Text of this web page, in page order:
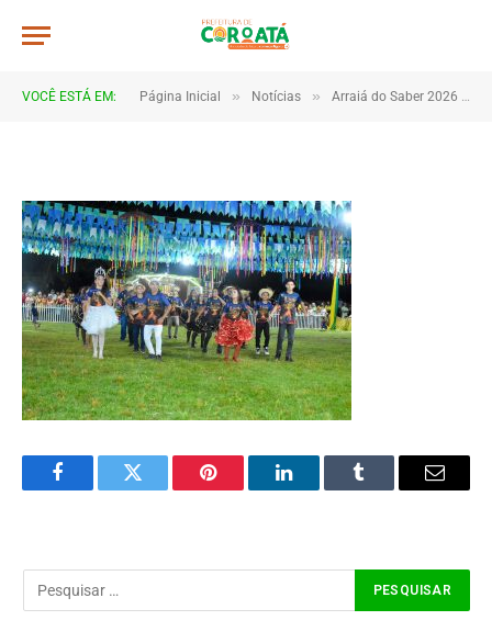
VOCÊ ESTÁ EM: Página Inicial » Notícias » Arraiá do Saber 2026 tem início no Macropolo Pau de Estopa com celebração da cultura e da educação
DSC_5667
FacebookTwitter Pinterest LinkedInTumblr Email